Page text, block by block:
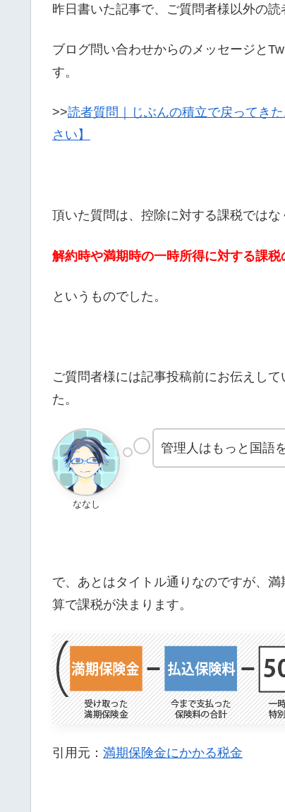
昨日書いた記事で、ご質問者様以外の読
ブログ問い合わせからのメッセージと
す。
>>読者質問｜じぶんの積立で戻ってき
さい】
頂いた質問は、控除に対する課税ではな
解約時や満期時の一時所得に対する課
というものでした。
ご質問者様には記事投稿前にお伝えし
た。
ななし
管理人はもっと国語
で、あとはタイトル通りなのですが、
算で課税が決まります。
引用元： 満期保険金にかかる税金